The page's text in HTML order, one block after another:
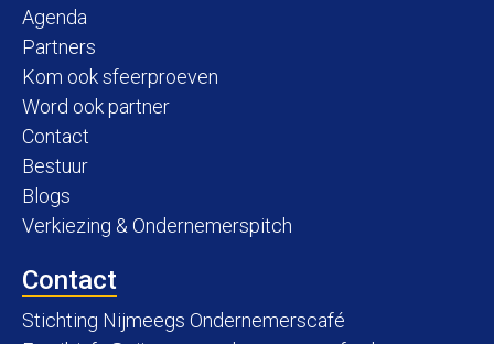
Agenda
Partners
Kom ook sfeerproeven
Word ook partner
Contact
Bestuur
Blogs
Verkiezing & Ondernemerspitch
Contact
Stichting Nijmeegs Ondernemerscafé